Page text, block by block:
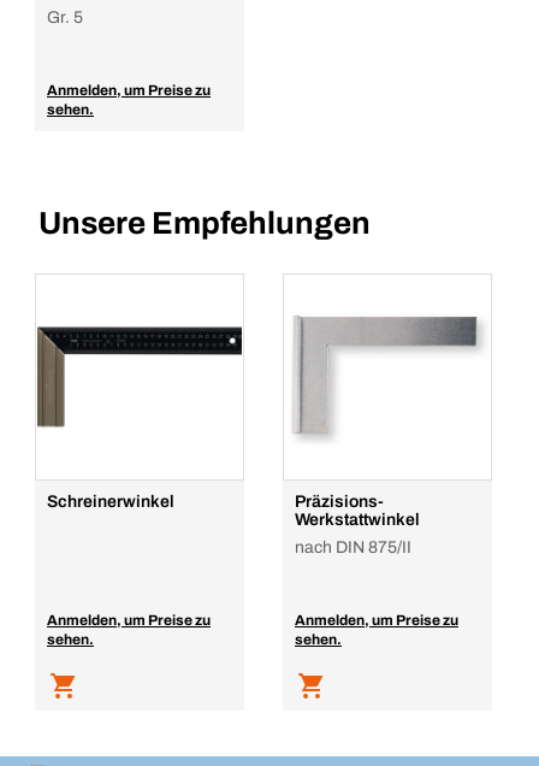
Gr. 5
Anmelden, um Preise zu
sehen.
Unsere Empfehlungen
Schreinerwinkel
Anmelden, um Preise zu
sehen.
Präzisions-
Werkstattwinkel
nach DIN 875/II
Anmelden, um Preise zu
sehen.